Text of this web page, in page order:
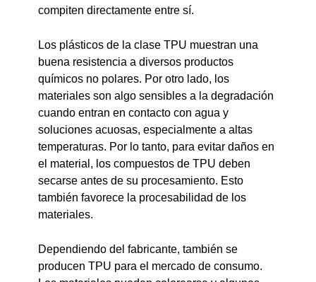
compiten directamente entre sí.
Los plásticos de la clase TPU muestran una
buena resistencia a diversos productos
químicos no polares. Por otro lado, los
materiales son algo sensibles a la degradación
cuando entran en contacto con agua y
soluciones acuosas, especialmente a altas
temperaturas. Por lo tanto, para evitar daños en
el material, los compuestos de TPU deben
secarse antes de su procesamiento. Esto
también favorece la procesabilidad de los
materiales.
Dependiendo del fabricante, también se
producen TPU para el mercado de consumo.